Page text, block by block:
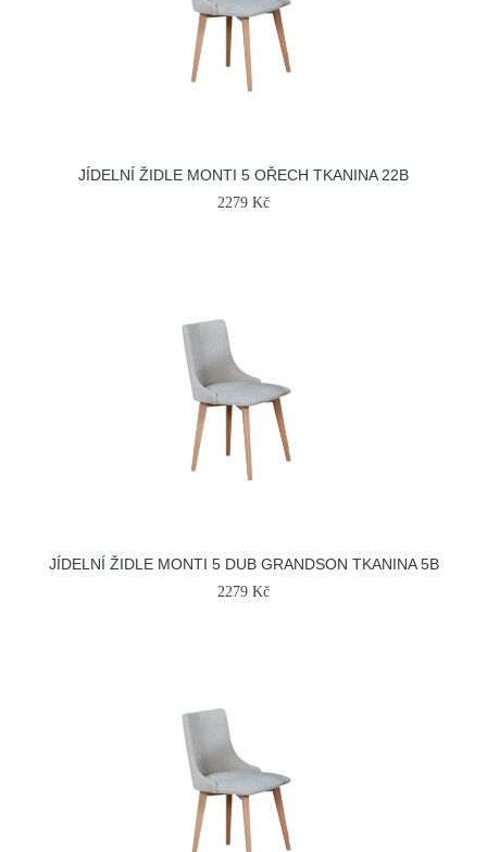
JÍDELNÍ ŽIDLE MONTI 5 OŘECH TKANINA 22B
2279 Kč
JÍDELNÍ ŽIDLE MONTI 5 DUB GRANDSON TKANINA 5B
2279 Kč